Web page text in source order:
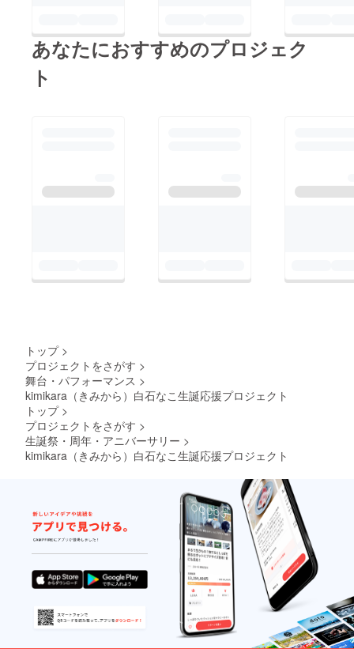
あなたにおすすめのプロジェク
ト
トップ >
プロジェクトをさがす >
舞台・パフォーマンス >
kimikara（きみから）白石なこ生誕応援プロジェクト
トップ >
プロジェクトをさがす >
生誕祭・周年・アニバーサリー >
kimikara（きみから）白石なこ生誕応援プロジェクト